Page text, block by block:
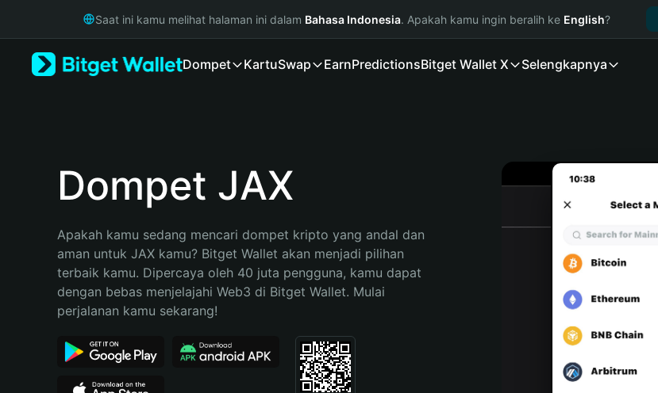
Русский
Bahasa Indonesia
Español (Argentina)
Saat ini kamu melihat halaman ini dalam Bahasa Indonesia. Apakah kamu ingin beralih ke English?
Dompet KartuSwap EarnPredictionsBitget Wallet X Selengkapnya
Dompet JAX
Apakah kamu sedang mencari dompet kripto yang andal dan
aman untuk JAX kamu? Bitget Wallet akan menjadi pilihan
terbaik kamu. Dipercaya oleh 40 juta pengguna, kamu dapat
dengan bebas menjelajahi Web3 di Bitget Wallet. Mulai
perjalanan kamu sekarang!